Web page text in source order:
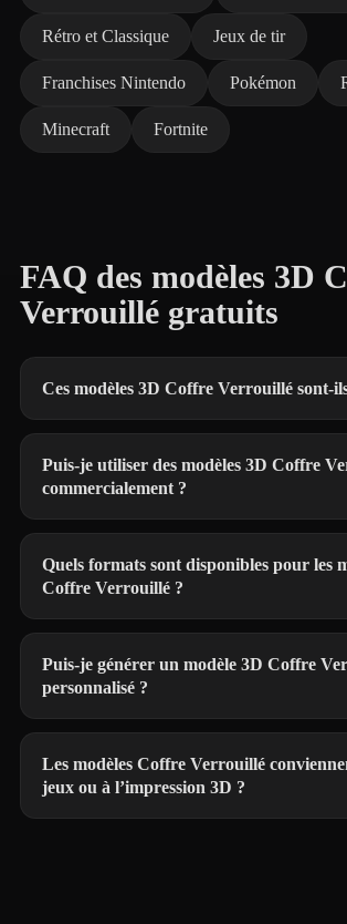
Rétro et Classique Jeux de tir
Franchises Nintendo Pokémon
Minecraft Fortnite
FAQ des modèles 3D
Verrouillé gratuits
Ces modèles 3D Coffre Verrouillé sont-
Puis-je utiliser des modèles 3D Coffre
commercialement ?
Quels formats sont disponibles pour les
Coffre Verrouillé ?
Puis-je générer un modèle 3D Coffre
personnalisé ?
Les modèles Coffre Verrouillé
jeux ou à l’impression 3D ?